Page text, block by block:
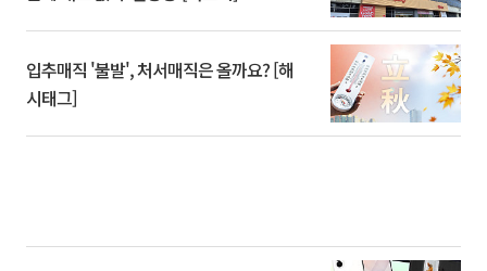
입추매직 '불발', 처서매직은 올까요? [해
시태그]